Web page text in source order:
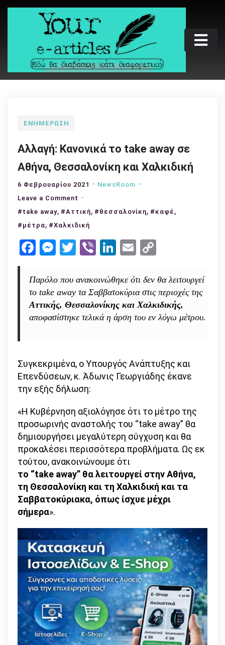
Skip
Your e-articles
Εδώ θα διαβάσεις κάτι διαφορετικό
ΕΝΗΜΈΡΩΣΗ
Αλλαγή: Κανονικά το take away σε
Αθήνα, Θεσσαλονίκη και Χαλκιδική
6 Φεβρουαρίου 2021
NewsRoom
Leave a Comment on
Αλλαγή:
Κανονικά
take
Αθήνα,
Θεσσαλονίκη
και
Χαλκιδική
#take away, #Αττική, #θεσσαλονίκη, #καφέ ,
#μέτρα, #Χαλκιδική
Facebook
Messenger
Twitter
ViberLinkedIn
Email
Παρόλο που ανακοινώθηκε ότι δεν θα λειτουργεί
το take away τα Σαββατοκύρια στις περιοχές της
Αττικής, Θεσσαλονίκης και Χαλκιδικής,
αποφασίστηκε τελικά η άρση του εν λόγω μέτρου.
Συγκεκριμένα, ο Υπουργός Ανάπτυξης και
Επενδύσεων, κ. Άδωνις Γεωργιάδης έκανε
την εξής δήλωση:
«H Kυβέρνηση αξιολόγησε ότι το μέτρο της
προσωρινής αναστολής του “take away” θα
δημιουργήσει μεγαλύτερη σύγχυση και θα
προκαλέσει περισσότερα προβλήματα. Ως εκ
τούτου, ανακοινώνουμε ότι
το “take away” θα λειτουργεί στην Αθήνα,
τη Θεσσαλονίκη και τη Χαλκιδική και τα
Σαββατοκύριακα, όπως ίσχυε μέχρι
σήμερα».